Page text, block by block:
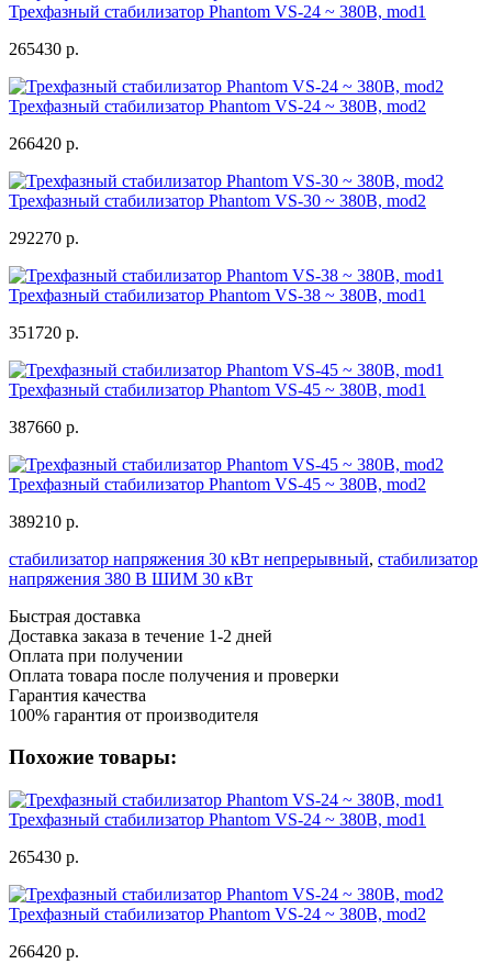
Трехфазный стабилизатор Phantom VS-24 ~ 380В, mod1
265430 р.
Трехфазный стабилизатор Phantom VS-24 ~ 380В, mod2
266420 р.
Трехфазный стабилизатор Phantom VS-30 ~ 380В, mod2
292270 р.
Трехфазный стабилизатор Phantom VS-38 ~ 380В, mod1
351720 р.
Трехфазный стабилизатор Phantom VS-45 ~ 380В, mod1
387660 р.
Трехфазный стабилизатор Phantom VS-45 ~ 380В, mod2
389210 р.
стабилизатор напряжения 30 кВт непрерывный, стабилизатор
напряжения 380 В ШИМ 30 кВт
Быстрая доставка
Доставка заказа в течение 1-2 дней
Оплата при получении
Оплата товара после получения и проверки
Гарантия качества
100% гарантия от производителя
Похожие товары:
Трехфазный стабилизатор Phantom VS-24 ~ 380В, mod1
265430 р.
Трехфазный стабилизатор Phantom VS-24 ~ 380В, mod2
266420 р.